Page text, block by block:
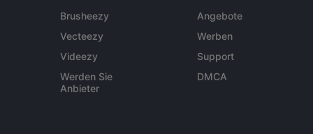
Brusheezy
Vecteezy
Videezy
Werden Sie
Anbieter
Angebote
Werben
Support
DMCA